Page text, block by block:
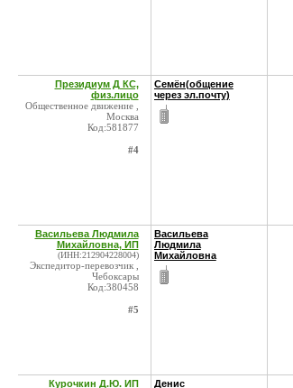
Президиум Д КС,
физ.лицо
Общественное движение ,
Москва
Код:581877
#4
Семён(общение
через эл.почту)
Васильева Людмила
Михайловна, ИП
(ИНН:212904228004)
Экспедитор-перевозчик ,
Чебоксары
Код:380458
#5
Васильева
Людмила
Михайловна
Курочкин Д.Ю. ИП Денис